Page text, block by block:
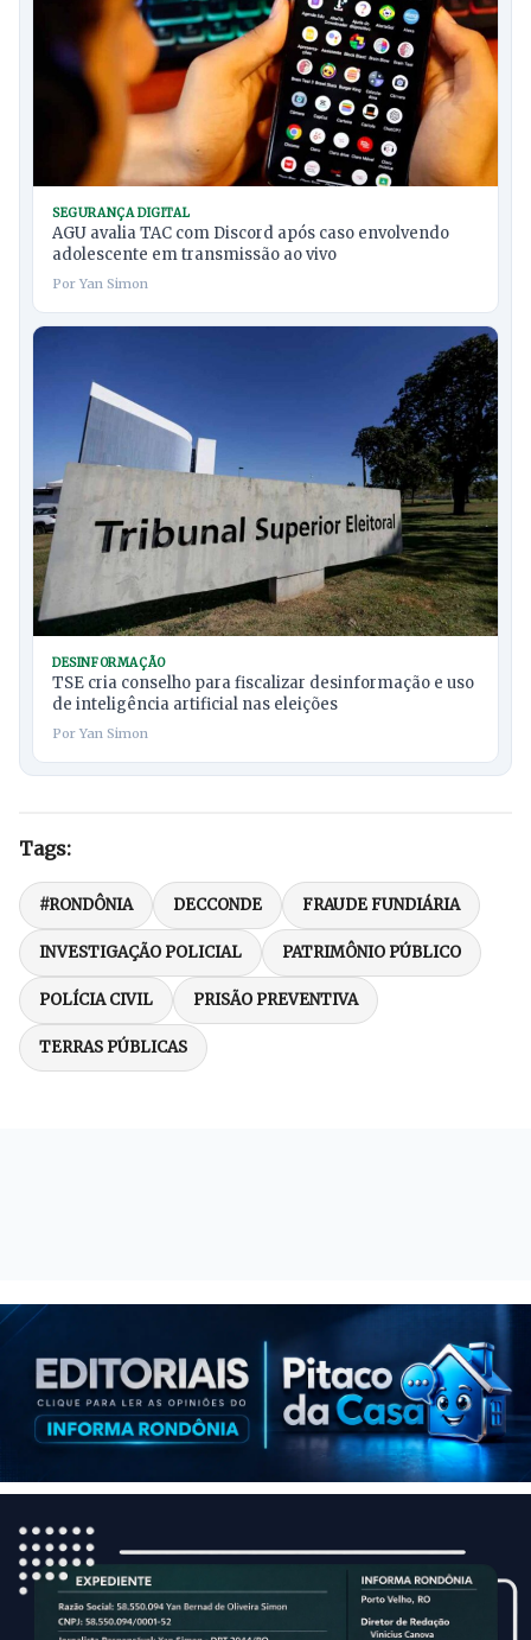
SEGURANÇA DIGITAL
AGU avalia TAC com Discord após caso envolvendo
adolescente em transmissão ao vivo
Por Yan Simon
DESINFORMAÇÃO
TSE cria conselho para fiscalizar desinformação e uso
de inteligência artificial nas eleições
Por Yan Simon
Tags:
#RONDÔNIA DECCONDE FRAUDE FUNDIÁRIA
INVESTIGAÇÃO POLICIAL PATRIMÔNIO PÚBLICO
POLÍCIA CIVIL PRISÃO PREVENTIVA
TERRAS PÚBLICAS